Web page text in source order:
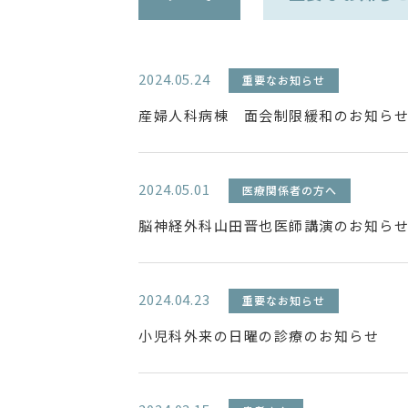
2024.05.24 重要なお知らせ
産婦人科病棟 面会制限緩和のお知らせ
2024.05.01 医療関係者の方へ
脳神経外科山田晋也医師講演のお知らせ
2024.04.23 重要なお知らせ
小児科外来の日曜の診療のお知らせ